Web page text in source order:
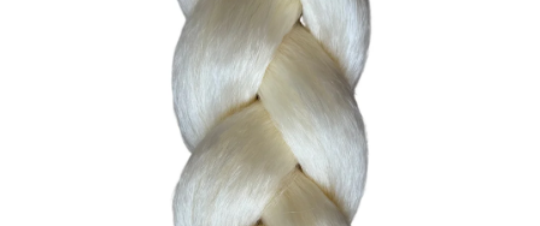
hviezdičiek.